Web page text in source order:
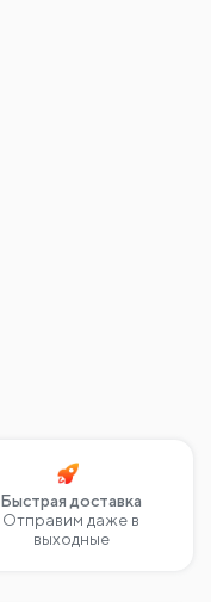
Быстрая доставка
Отправим даже в
выходные